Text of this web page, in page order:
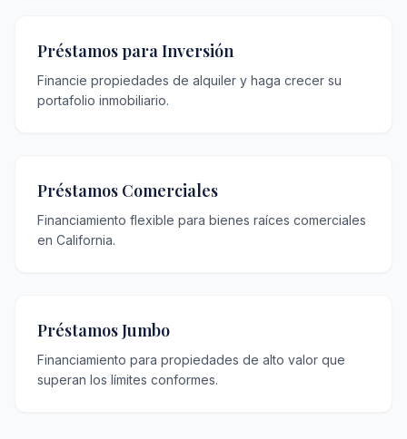
Préstamos para Inversión
Financie propiedades de alquiler y haga crecer su
portafolio inmobiliario.
Préstamos Comerciales
Financiamiento flexible para bienes raíces comerciales
en California.
Préstamos Jumbo
Financiamiento para propiedades de alto valor que
superan los límites conformes.